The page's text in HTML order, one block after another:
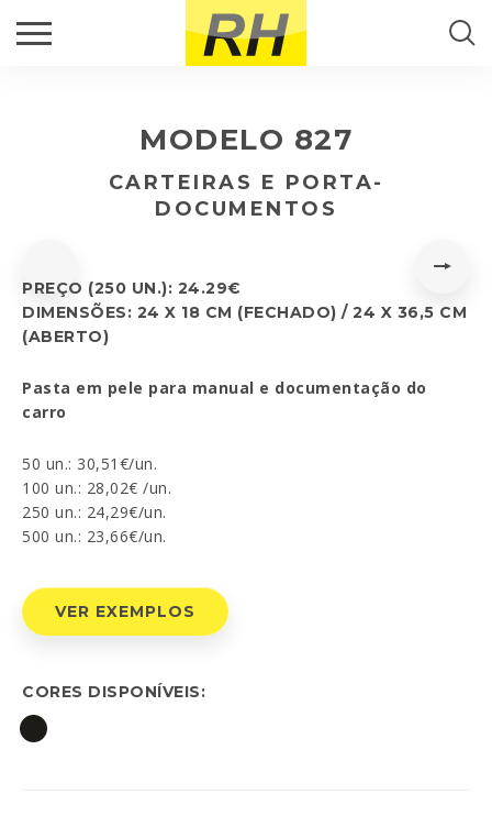
RH PORTUGAL
DESTAQUES
MODELO 827
CARTEIRAS E PORTA-
DOCUMENTOS
PREÇO (250 UN.): 24.29€
DIMENSÕES: 24 X 18 CM (FECHADO) / 24 X 36,5 CM
(ABERTO)
Pasta em pele para manual e documentação do
carro
50 un.: 30,51€/un.
100 un.: 28,02€ /un.
250 un.: 24,29€/un.
500 un.: 23,66€/un.
VER EXEMPLOS
CORES DISPONÍVEIS:
CALLBACK
Telefone*